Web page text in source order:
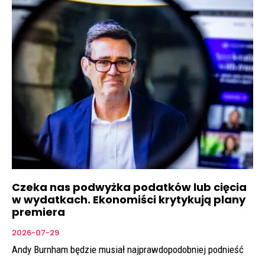
Czeka nas podwyżka podatków lub cięcia
w wydatkach. Ekonomiści krytykują plany
premiera
2026-07-29
Andy Burnham będzie musiał najprawdopodobniej podnieść